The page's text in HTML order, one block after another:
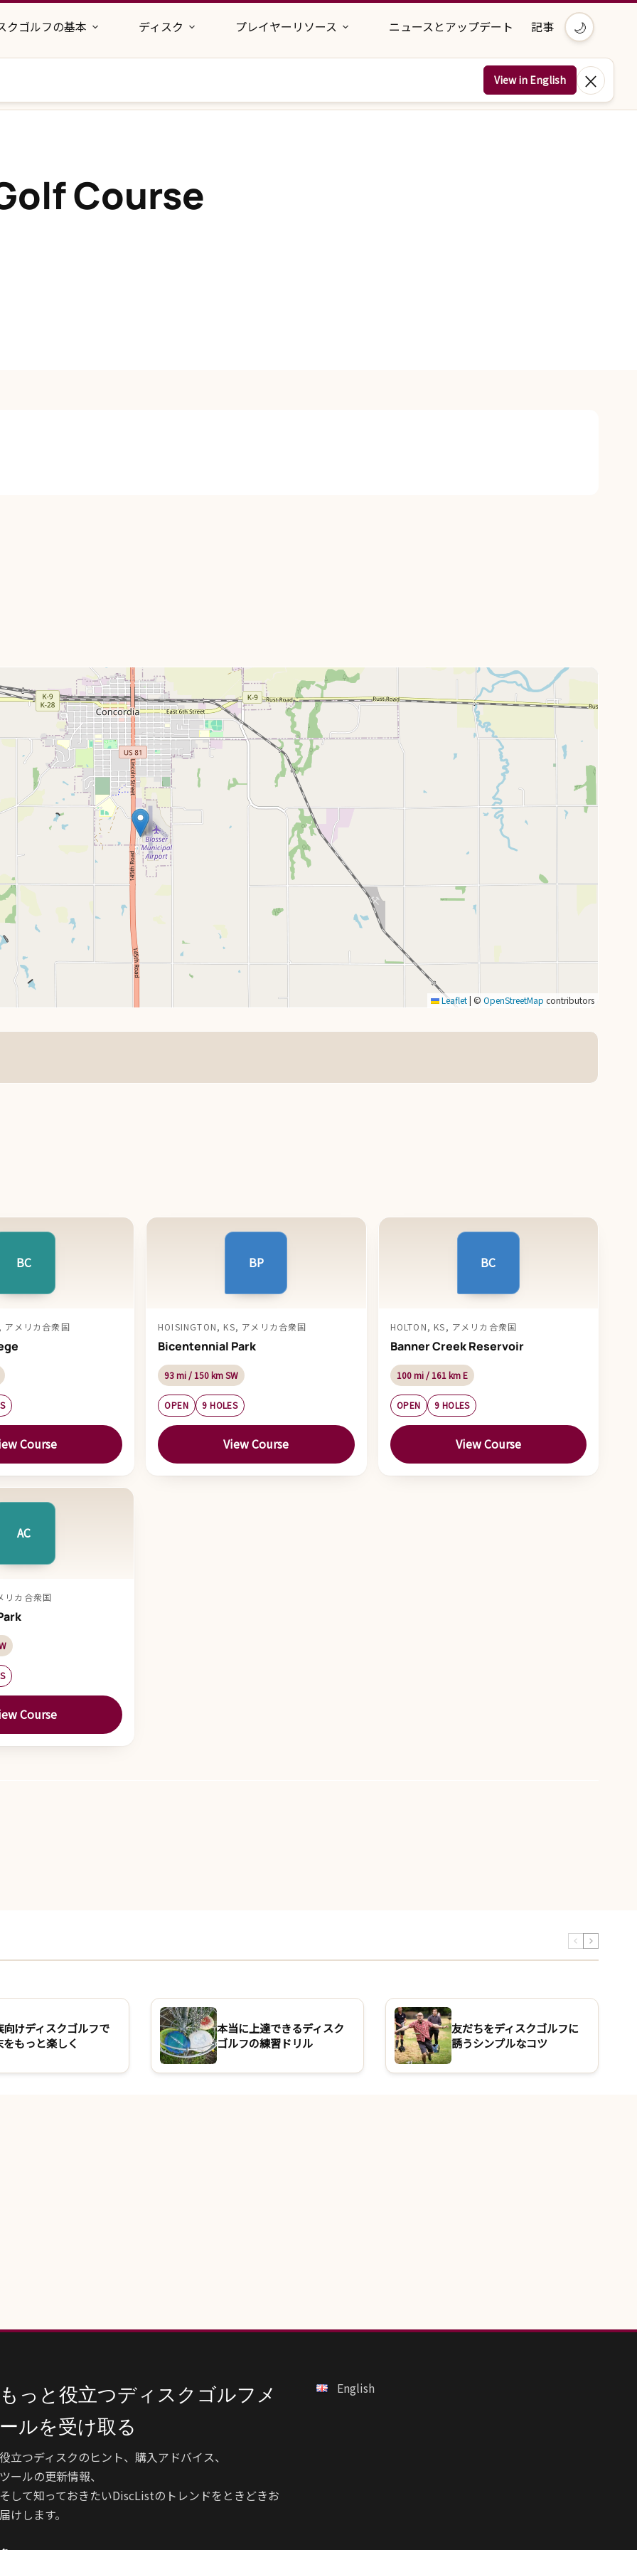
クゴルフの基本 ディスク プレイヤーリソース ニュースとアップデート 記事 🌙
View in English ×
Course
Leaflet © OpenStreetMap contributors
BC
アメリカ合衆国
Course
BP
HOISINGTON, KS, アメリカ合衆国
Bicentennial Park
93 mi / 150 km SW
OPEN 9 HOLES
View Course
BC
HOLTON, KS, アメリカ合衆国
Banner Creek Reservoir
100 mi / 161 km E
OPEN 9 HOLES
View Course
AC
リカ合衆国
Course
向けディスクゴルフで
をもっと楽しく
本当に上達できるディスク
ゴルフの練習ドリル
友だちをディスクゴルフに
誘うシンプルなコツ
っと役立つディスクゴルフメ
ルを受け取る
立つディスクのヒント、購入アドバイス、
ールの更新情報、
して知っておきたいDiscListのトレンドをときどきお
けします。
English